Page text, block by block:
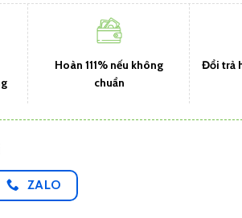
Hoàn 111% nếu không
chuẩn
Đổi trả
ZALO